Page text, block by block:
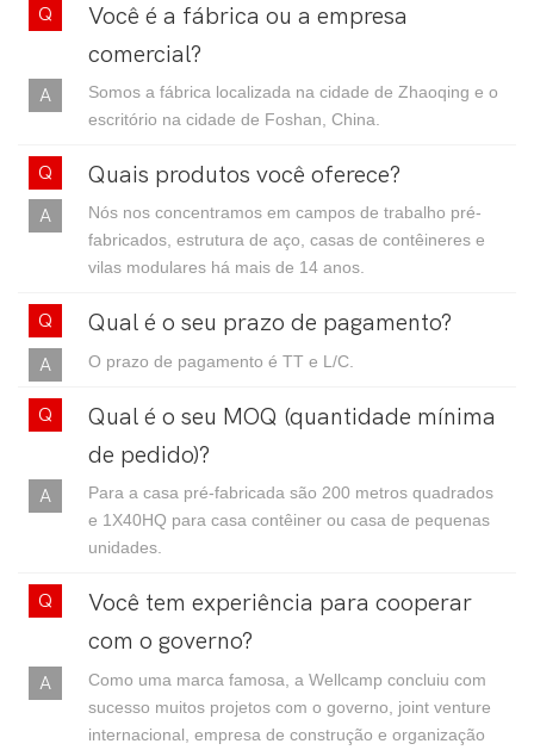
Você é a fábrica ou a empresa
comercial?
Somos a fábrica localizada na cidade de Zhaoqing e o
escritório na cidade de Foshan, China.
Quais produtos você oferece?
Nós nos concentramos em campos de trabalho pré-
fabricados, estrutura de aço, casas de contêineres e
vilas modulares há mais de 14 anos.
Qual é o seu prazo de pagamento?
O prazo de pagamento é TT e L/C.
Qual é o seu MOQ (quantidade mínima
de pedido)?
Para a casa pré-fabricada são 200 metros quadrados
e 1X40HQ para casa contêiner ou casa de pequenas
unidades.
Você tem experiência para cooperar
com o governo?
Como uma marca famosa, a Wellcamp concluiu com
sucesso muitos projetos com o governo, joint venture
internacional, empresa de construção e organização